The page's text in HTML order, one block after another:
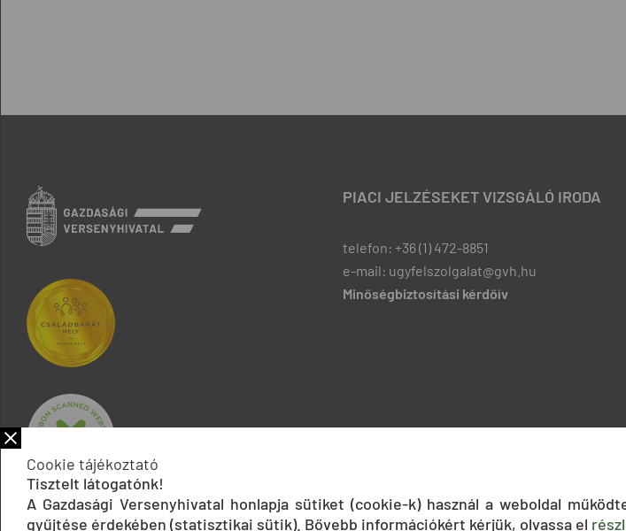
PIACI JELZÉSEKET VIZSGÁLÓ IRODA
telefon: +36 (1) 472-8851
e-mail: ugyfelszolgalat@gvh.hu
Minőségbiztosítási kérdőív
Cookie tájékoztató
Tisztelt látogatónk!
A Gazdasági Versenyhivatal honlapja sütiket (cookie-k) használ a weboldal
gyűjtése érdekében (statisztikai sütik). Bővebb információkért kérjük, olvassa el